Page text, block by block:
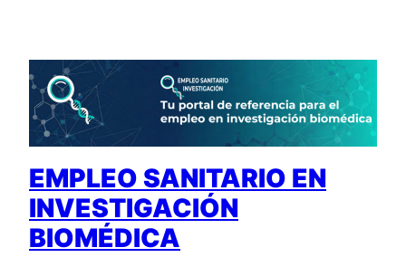
contenido
EMPLEO SANITARIO EN
INVESTIGACIÓN
BIOMÉDICA